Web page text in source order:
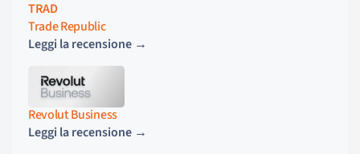
TRAD
Trade Republic
Leggi la recensione →
Revolut Business
Leggi la recensione →